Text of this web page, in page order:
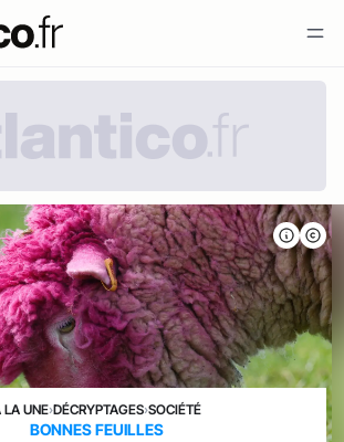
LA UNE›DÉCRYPTAGES›SOCIÉTÉ
BONNES FEUILLES